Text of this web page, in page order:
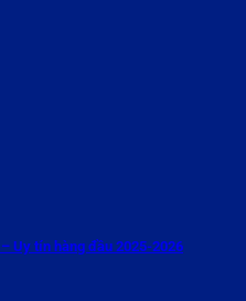
Uy tín hàng đầu 2025-2026